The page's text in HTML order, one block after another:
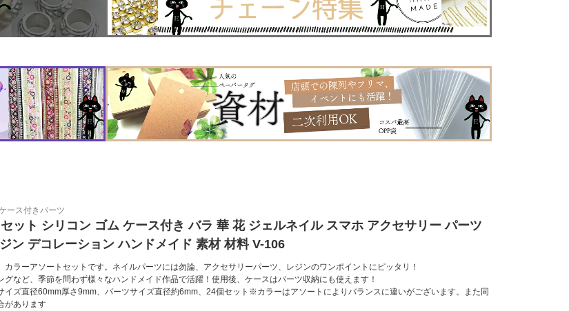
ース付きパーツ
ット シリコン ゴム ケース付き バラ 華 花 ジェルネイル スマホ アクセサリー パーツ
ン デコレーション ハンドメイド 素材 材料 V-106
カラーアソートセットです。ネイルパーツには勿論、アクセサリーパーツ、レジンのワンポイントにピッタリ！
グなど、季節を問わず様々なハンドメイド作品で活躍！使用後、ケースはパーツ収納にも使えます！
イズ直径60mm厚さ9mm、パーツサイズ直径約6mm、24個セット※カラーはアソートによりバランスに違いがございます。また同
があります